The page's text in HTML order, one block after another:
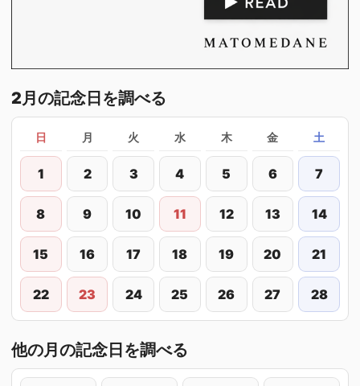
2月の記念日を調べる
日 月 火 水 木 金 土
1 2 3 4 5 6 7
8 9 10 11 12 13 14
15 16 17 18 19 20 21
22 23 24 25 26 27 28
他の月の記念日を調べる